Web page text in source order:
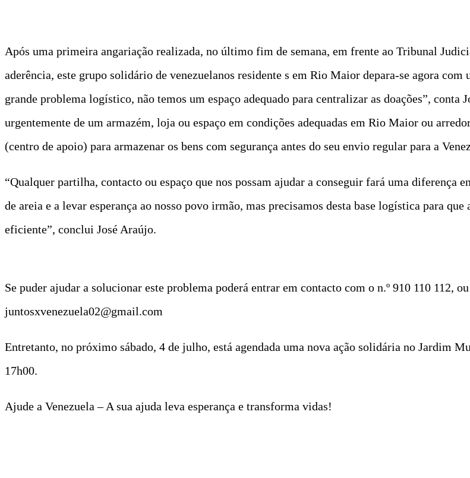
Após uma primeira angariação realizada, no último fim de semana, em frente ao Tribunal
aderência, este grupo solidário de venezuelanos residente s em Rio Maior depara-se agora
grande problema logístico, não temos um espaço adequado para centralizar as doações”, conta
urgentemente de um armazém, loja ou espaço em condições adequadas em Rio Maior ou
(centro de apoio) para armazenar os bens com segurança antes do seu envio regular para a
“Qualquer partilha, contacto ou espaço que nos possam ajudar a conseguir fará uma diferença
de areia e a levar esperança ao nosso povo irmão, mas precisamos desta base logística para
eficiente”, conclui José Araújo.
Se puder ajudar a solucionar este problema poderá entrar em contacto com o n.º 910 110 112,
juntosxvenezuela02@gmail.com
Entretanto, no próximo sábado, 4 de julho, está agendada uma nova ação solidária no Jardim
17h00.
Ajude a Venezuela – A sua ajuda leva esperança e transforma vidas!